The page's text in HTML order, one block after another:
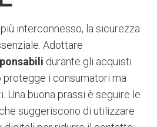
interconnesso, la sicurezza
Adottare
durante gli acquisti
protegge i consumatori ma
Una buona prassi è seguire le
suggeriscono di utilizzare